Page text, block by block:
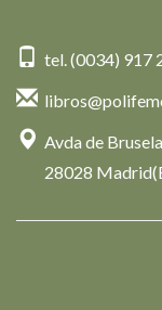
tel. (0034) 917
Avda de
28028